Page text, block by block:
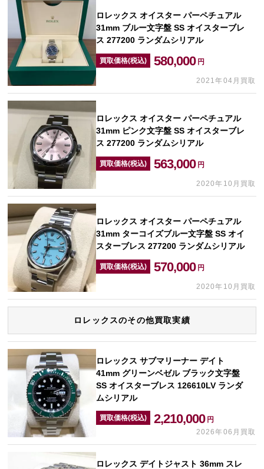
ロレックス オイスター パーペチュアル
31mm ブルー文字盤 SS オイスターブレ
ス 277200 ランダムシリアル
買取価格(税込) 580,000 円
2021年04月買取
ロレックス オイスター パーペチュアル
31mm ピンク文字盤 SS オイスターブレ
ス 277200 ランダムシリアル
買取価格(税込) 563,000 円
2020年10月買取
ロレックス オイスター パーペチュアル
31mm ターコイズブルー文字盤 SS オイ
スターブレス 277200 ランダムシリアル
買取価格(税込) 570,000 円
2020年10月買取
ロレックスのその他買取実績
ロレックス サブマリーナー デイト
41mm グリーンベゼル ブラック文字盤
SS オイスターブレス 126610LV ランダ
ムシリアル
買取価格(税込) 2,210,000 円
2026年06月買取
ロレックス デイトジャスト 36mm スレ